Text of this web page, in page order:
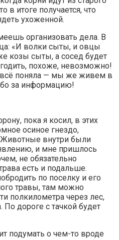
в итоге получается, что
ухоженной.
организовать дела. В
«И волки сыты, и овцы
козы сыты, а сосед будет
похоже, невозможно!
всё поняла — мы же живем в
за информацию!
пока я косил, в этих
осиное гнездо,
внутри были
и мне пришлось
не обязательно
есть и подальше.
по поселку и его
травы, там можно
полкилометра через лес,
По дороге с тачкой будет
подумать о чем-то вроде